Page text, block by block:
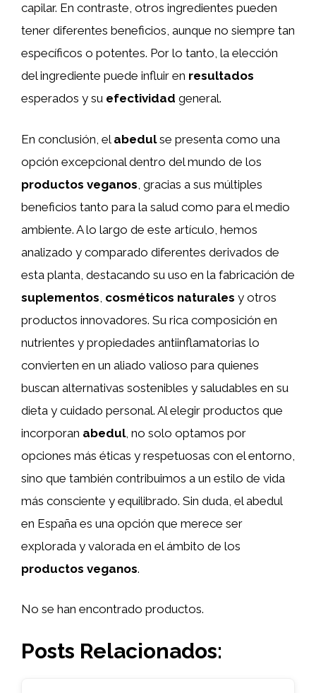
capilar. En contraste, otros ingredientes pueden
tener diferentes beneficios, aunque no siempre tan
específicos o potentes. Por lo tanto, la elección
del ingrediente puede influir en resultados
esperados y su efectividad general.
En conclusión, el abedulse presenta como una
opción excepcional dentro del mundo de los
productos veganos , gracias a sus múltiples
beneficios tanto para la salud como para el medio
ambiente. A lo largo de este artículo, hemos
analizado y comparado diferentes derivados de
esta planta, destacando su uso en la fabricación de
suplementos cosméticos naturales y otros
productos innovadores. Su rica composición en
nutrientes y propiedades antiinflamatorias lo
convierten en un aliado valioso para quienes
buscan alternativas sostenibles y saludables en su
dieta y cuidado personal. Al elegir productos que
incorporan abedul, no solo optamos por
opciones más éticas y respetuosas con el entorno,
sino que también contribuimos a un estilo de vida
más consciente y equilibrado. Sin duda, el abedul
en España es una opción que merece ser
explorada y valorada en el ámbito de los
productos veganos.
No se han encontrado productos.
Posts Relacionados: